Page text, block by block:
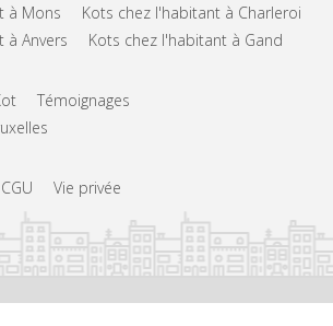
à Mons
Kots chez l'habitant à Charleroi
à Anvers
Kots chez l'habitant à Gand
Témoignages
CGU Vie privée